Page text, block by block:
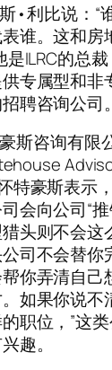
•利比说：“
谁。这和房
是ILRC的总
专属型和非
聘咨询公司。
斯咨询有限
特豪斯表示
会向公司“
头则不会这
司不会替你
你弄清自己
如果你说不
职位，”这
趣。